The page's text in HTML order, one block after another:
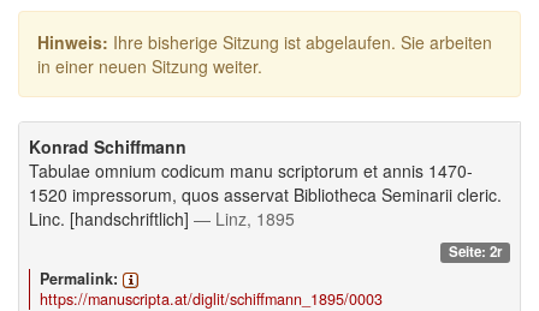
Hinweis: Ihre bisherige Sitzung ist abgelaufen. Sie arbeiten
in einer neuen Sitzung weiter.
Konrad Schiffmann
Tabulae omnium codicum manu scriptorum et annis 1470-
1520 impressorum, quos asservat Bibliotheca Seminarii cleric.
Linc. [handschriftlich] — Linz, 1895
Seite: 2r
Permalink:
https://manuscripta.at/diglit/schiffmann_1895/0003